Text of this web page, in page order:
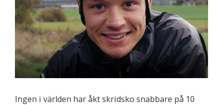
Ingen i världen har åkt skridsko snabbare på 10